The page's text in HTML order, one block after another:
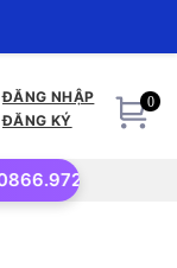
ĐĂNG NHẬP
ĐĂNG KÝ
0
| 🚀